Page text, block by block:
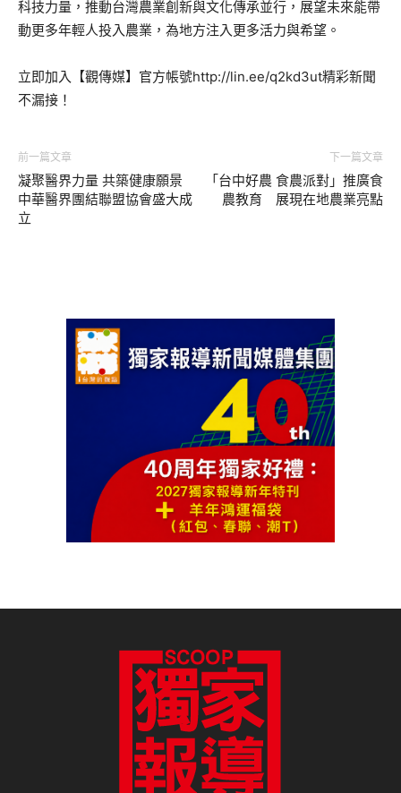
科技力量，推動台灣農業創新與文化傳承並行，展望未來能帶
動更多年輕人投入農業，為地方注入更多活力與希望。
立即加入【觀傳媒】官方帳號http://lin.ee/q2kd3ut精彩新聞
不漏接！
前一篇文章
凝聚醫界力量 共築健康願景
中華醫界團結聯盟協會盛大成
立
下一篇文章
「台中好農 食農派對」推廣食
農教育 展現在地農業亮點